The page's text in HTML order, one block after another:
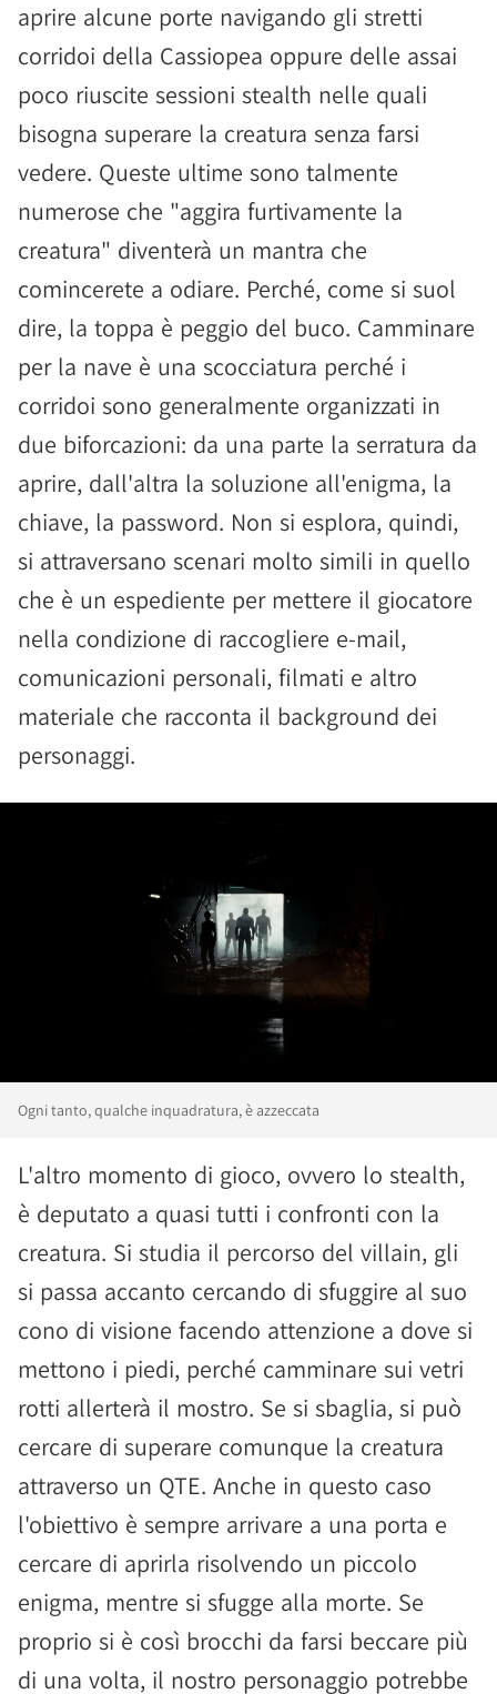
aprire alcune porte navigando gli stretti
corridoi della Cassiopea oppure delle assai
poco riuscite sessioni stealth nelle quali
bisogna superare la creatura senza farsi
vedere. Queste ultime sono talmente
numerose che "aggira furtivamente la
creatura" diventerà un mantra che
comincerete a odiare. Perché, come si suol
dire, la toppa è peggio del buco. Camminare
per la nave è una scocciatura perché i
corridoi sono generalmente organizzati in
due biforcazioni: da una parte la serratura da
aprire, dall'altra la soluzione all'enigma, la
chiave, la password. Non si esplora, quindi,
si attraversano scenari molto simili in quello
che è un espediente per mettere il giocatore
nella condizione di raccogliere e-mail,
comunicazioni personali, filmati e altro
materiale che racconta il background dei
personaggi.
Ogni tanto, qualche inquadratura, è azzeccata
L'altro momento di gioco, ovvero lo stealth,
è deputato a quasi tutti i confronti con la
creatura. Si studia il percorso del villain, gli
si passa accanto cercando di sfuggire al suo
cono di visione facendo attenzione a dove si
mettono i piedi, perché camminare sui vetri
rotti allerterà il mostro. Se si sbaglia, si può
cercare di superare comunque la creatura
attraverso un QTE. Anche in questo caso
l'obiettivo è sempre arrivare a una porta e
cercare di aprirla risolvendo un piccolo
enigma, mentre si sfugge alla morte. Se
proprio si è così brocchi da farsi beccare più
di una volta, il nostro personaggio potrebbe